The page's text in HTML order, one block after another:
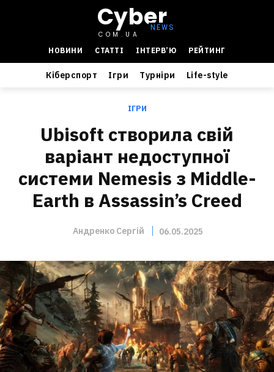
Cyber
COM.UA
НОВИНИ
СТАТТІ ІНТЕРВ’Ю РЕЙТИНГ
Кіберспорт Ігри Турніри Life-style
ІГРИ
Ubisoft створила свій
варіант недоступної
системи Nemesis з Middle-
Earth в Assassin’s Creed
Андренко Сергій 06.05.2025